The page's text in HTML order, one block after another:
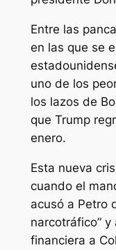
Entre las
en las que se
uno de los
los lazos de
que Trump
enero.
Esta nueva
cuando el
acusó a Petro
narcotráfico”
financiera a